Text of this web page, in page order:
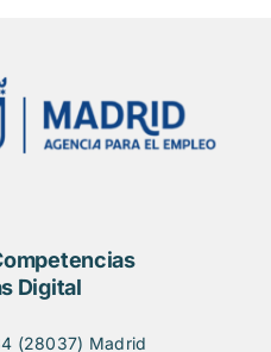
Digital
(28037) Madrid